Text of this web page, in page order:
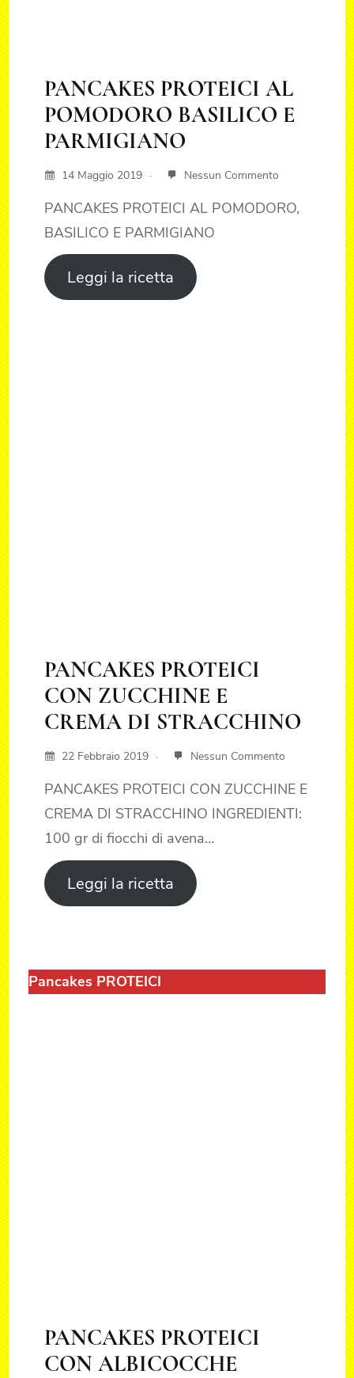
PANCAKES PROTEICI AL
POMODORO BASILICO E
PARMIGIANO
14 Maggio 2019 Nessun Commento
PANCAKES PROTEICI AL POMODORO,
BASILICO E PARMIGIANO
Leggi la ricetta
PANCAKES PROTEICI
CON ZUCCHINE E
CREMA DI STRACCHINO
22 Febbraio 2019 Nessun Commento
PANCAKES PROTEICI CON ZUCCHINE E
CREMA DI STRACCHINO INGREDIENTI:
100 gr di fiocchi di avena…
Leggi la ricetta
Pancakes PROTEICI
PANCAKES PROTEICI
CON ALBICOCCHE